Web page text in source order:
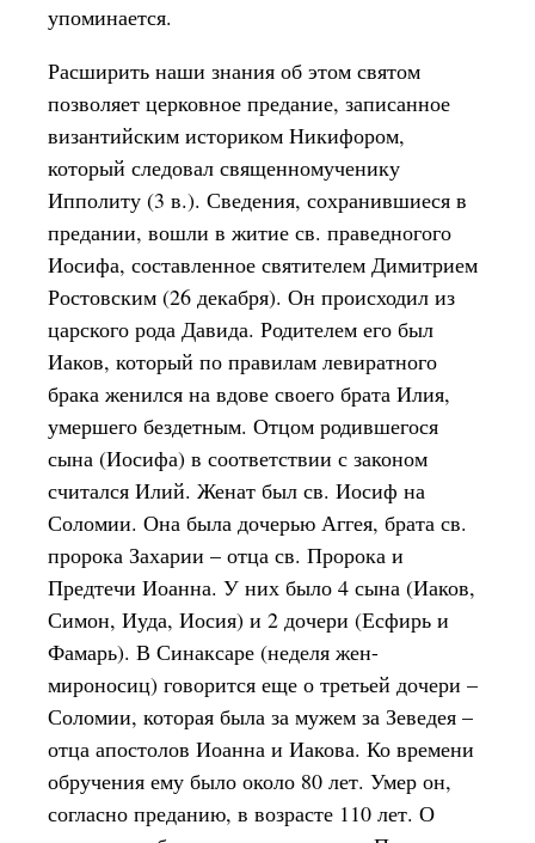
упоминается.
Расширить наши знания об этом святом
позволяет церковное предание, записанное
византийским историком Никифором,
который следовал священномученику
Ипполиту (3 в.). Сведения, сохранившиеся в
предании, вошли в житие св. праведногого
Иосифа, составленное святителем Димитрием
Ростовским (26 декабря). Он происходил из
царского рода Давида. Родителем его был
Иаков, который по правилам левиратного
брака женился на вдове своего брата Илия,
умершего бездетным. Отцом родившегося
сына (Иосифа) в соответствии с законом
считался Илий. Женат был св. Иосиф на
Соломии. Она была дочерью Аггея, брата св.
пророка Захарии – отца св. Пророка и
Предтечи Иоанна. У них было 4 сына (Иаков,
Симон, Иуда, Иосия) и 2 дочери (Есфирь и
Фамарь). В Синаксаре (неделя жен-
мироносиц) говорится еще о третьей дочери –
Соломии, которая была за мужем за Зеведея –
отца апостолов Иоанна и Иакова. Ко времени
обручения ему было около 80 лет. Умер он,
согласно преданию, в возрасте 110 лет. О